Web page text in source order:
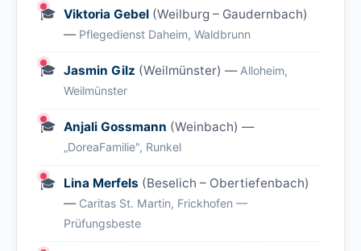
Viktoria Gebel(Weilburg – Gaudernbach)
— Pflegedienst Daheim, Waldbrunn
Jasmin Gilz (Weilmünster) — Alloheim,
Weilmünster
Anjali Gossmann (Weinbach) —
„DoreaFamilie", Runkel
Lina Merfels (Beselich – Obertiefenbach)
— Caritas St. Martin, Frickhofen —
Prüfungsbeste